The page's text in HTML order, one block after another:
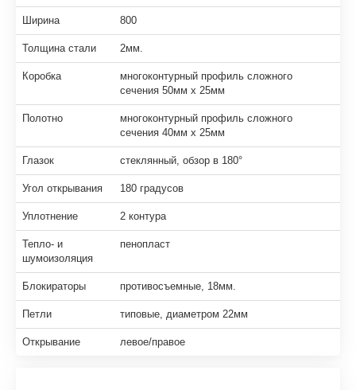
Ширина 800
Толщина стали 2мм.
Коробка
многоконтурный профиль сложного
сечения 50мм х 25мм
Полотно
многоконтурный профиль сложного
сечения 40мм х 25мм
Глазок стеклянный, обзор в 180°
Угол открывания 180 градусов
Уплотнение 2 контура
Тепло- и
шумоизоляция
пенопласт
Блокираторы противосъемные, 18мм.
Петли типовые, диаметром 22мм
Открывание левое/правое